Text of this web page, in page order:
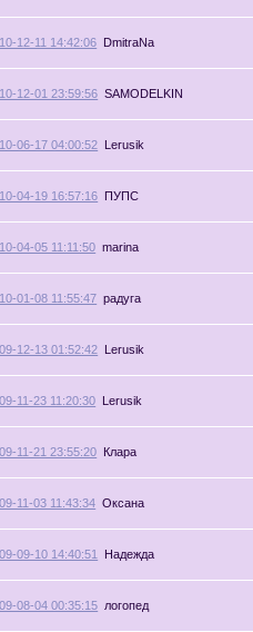
12-11 14:42:06 DmitraNa
12-01 23:59:56 SAMODELKIN
06-17 04:00:52 Lerusik
04-19 16:57:16 ПУПС
04-05 11:11:50 marina
01-08 11:55:47 радуга
12-13 01:52:42 Lerusik
11-23 11:20:30 Lerusik
11-21 23:55:20 Клара
11-03 11:43:34 Оксана
09-10 14:40:51 Надежда
08-04 00:35:15 логопед